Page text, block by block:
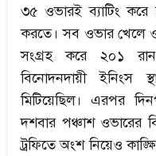
৩৫ ওভারই ব্যাটিং করে
করতে। সব ওভার খেলে
সংগ্রহ করে ২০১
বিনোদনদায়ী ইনিংস
মিটিয়েছিল। এরপর
দশবার পঞ্চাশ ওভারের
ট্রফিতে অংশ নিয়েও